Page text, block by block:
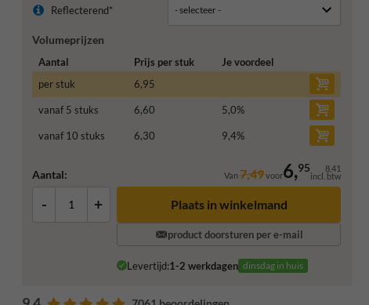
Reflecterend*
Volumeprijzen
Aantal Prijs per stuk
Je voordeel
per stuk
6,95
vanaf 5 stuks 6,60 5,0%
vanaf 10 stuks 6,30 9,4%
Aantal: Van7,49voor6,95 8,41
incl. btw
- + Plaats in winkelmand
product doorsturen per e-mail
Levertijd:1-2 werkdagen dinsdag in huis